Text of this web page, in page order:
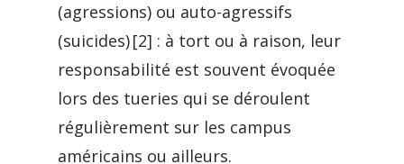
(agressions) ou auto-agressifs
(suicides) [2] : à tort ou à raison, leur
responsabilité est souvent évoquée
lors des tueries qui se déroulent
régulièrement sur les campus
américains ou ailleurs.